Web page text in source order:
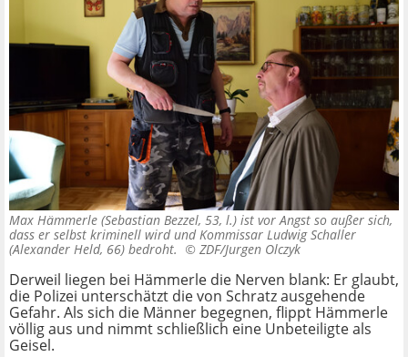
Max Hämmerle (Sebastian Bezzel, 53, l.) ist vor Angst so außer sich,
dass er selbst kriminell wird und Kommissar Ludwig Schaller
(Alexander Held, 66) bedroht. © ZDF/Jurgen Olczyk
Derweil liegen bei Hämmerle die Nerven blank: Er glaubt,
die Polizei unterschätzt die von Schratz ausgehende
Gefahr. Als sich die Männer begegnen, flippt Hämmerle
völlig aus und nimmt schließlich eine Unbeteiligte als
Geisel.